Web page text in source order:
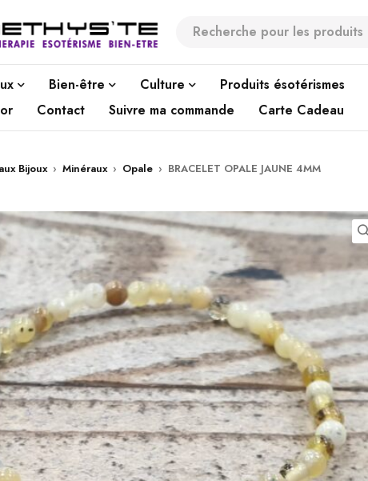
Bien-être Culture Produits ésotérismes
Contact Suivre ma commande Carte Cadeau
Bijoux › Minéraux › Opale › BRACELET OPALE JAUNE 4MM